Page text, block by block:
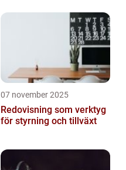
07 november 2025
Redovisning som verktyg
för styrning och tillväxt